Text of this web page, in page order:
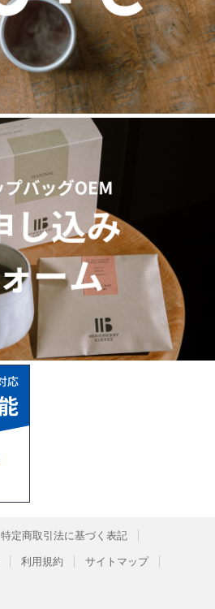
特定商取引法に基づく表記
利用規約 サイトマップ